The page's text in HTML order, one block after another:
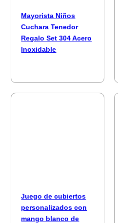
Mayorista Niños
Cuchara Tenedor
Regalo Set 304 Acero
Inoxidable
Juego de cubiertos
personalizados con
mango blanco de